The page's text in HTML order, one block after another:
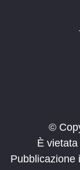
©
È
Pubblicazione